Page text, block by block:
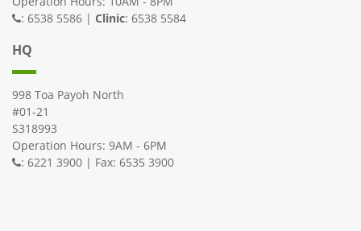
: 6538 5586 | Clinic: 6538 5584
HQ
998 Toa Payoh North
#01-21
S318993
Operation Hours: 9AM - 6PM
: 6221 3900 | Fax: 6535 3900